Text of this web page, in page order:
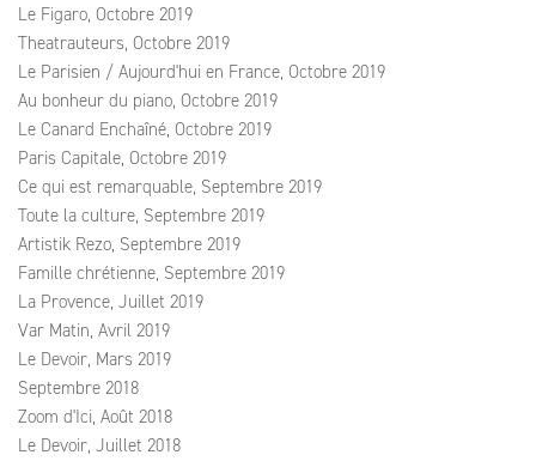
Le Figaro, Octobre 2019
Theatrauteurs, Octobre 2019
Le Parisien / Aujourd'hui en France, Octobre 2019
Au bonheur du piano, Octobre 2019
Le Canard Enchaîné, Octobre 2019
Paris Capitale, Octobre 2019
Ce qui est remarquable, Septembre 2019
Toute la culture, Septembre 2019
Artistik Rezo, Septembre 2019
Famille chrétienne, Septembre 2019
La Provence, Juillet 2019
Var Matin, Avril 2019
Le Devoir, Mars 2019
Septembre 2018
Zoom d'Ici, Août 2018
Le Devoir, Juillet 2018